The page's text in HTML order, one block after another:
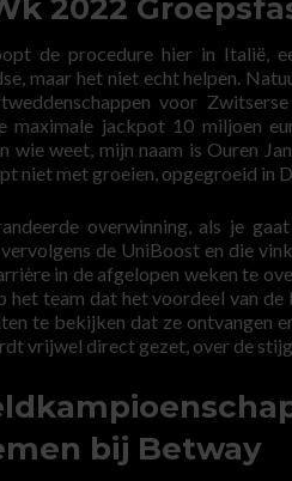
2022
de procedure hier in Italië,
maar het niet echt helpen.
voor
maximale jackpot 10 miljoen
wie weet, mijn naam is Ouren
niet met groeien, opgegroeid in
overwinning, als je
de UniBoost en die
in de afgelopen weken te
het team dat het voordeel van
te bekijken dat ze ontvangen
vrijwel direct gezet, over de
bij Betway